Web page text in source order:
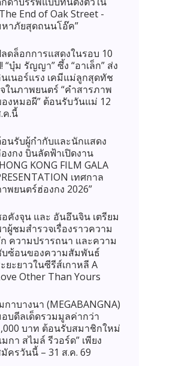
End of Oak Street -
าภัยสุดถนนโอ๊ค”
ดล็อกการแสดงในรอบ 10
“บุ๋ม รัญญา” ซึ้ง “อาเล็ก” ส่ง
เนอร์แรง เคมีแม่ลูกสุดทัช
ในภาพยนตร์ “คำสารภาพ
งหมอผี” ต้อนรับวันแม่ 12
ค.นี้
นรับผู้กำกับและนักแสดง
งกง บินลัดฟ้าเปิดงาน
KONG FILM GALA
เทศกาล
พยนตร์ฮ่องกง 2026”
คังจุน และ อันอึนจิน เตรียม
ผู้ชมสำรวจเรื่องราวความ
ความปรารถนา และความ
ซ้อนของความสัมพันธ์
ยะยาวในซีรีส์เกาหลี A
Other Than Yours
กาบางนา (MEGABANGNA)
บดีลเด็ดรวมมูลค่ากว่า
บาท ต้อนรับสมาชิกใหม่
มกา สไมล์ รีวอร์ด” เพียง
ครวันนี้ – 31 ส.ค. 69